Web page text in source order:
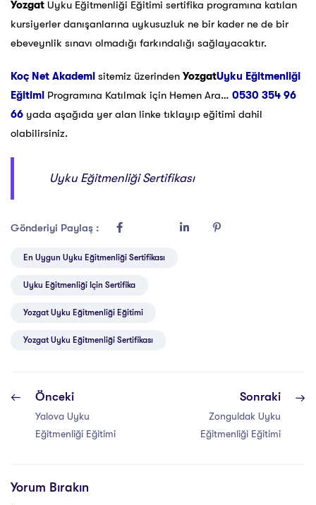
Yozgat Uyku Eğitmenliği Eğitimi sertifika programına katılan
kursiyerler danışanlarına uykusuzluk ne bir kader ne de bir
ebeveynlik sınavı olmadığı farkındalığı sağlayacaktır.
Koç Net Akademi sitemiz üzerinden YozgatUyku Eğitmenliği
Eğitimi Programına Katılmak için Hemen Ara… 0530 354 96
66 yada aşağıda yer alan linke tıklayıp eğitimi dahil
olabilirsiniz.
Uyku Eğitmenliği Sertifikası
Gönderiyi Paylaş :
En Uygun Uyku Eğitmenliği Sertifikası
Uyku Eğitmenliği Için Sertifika
Yozgat Uyku Eğitmenliği Eğitimi
Yozgat Uyku Eğitmenliği Sertifikası
Önceki
Yalova Uyku
Eğitmenliği Eğitimi
Sonraki
Zonguldak Uyku
Eğitmenliği Eğitimi
Yorum Bırakın